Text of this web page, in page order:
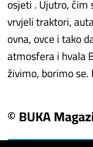
osjeti . Ujutro, čim
vrvjeli traktori,
ovna, ovce i tako
atmosfera i hvala
živimo, borimo se.
© BUKA